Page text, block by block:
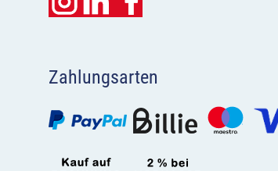
Zahlungsarten